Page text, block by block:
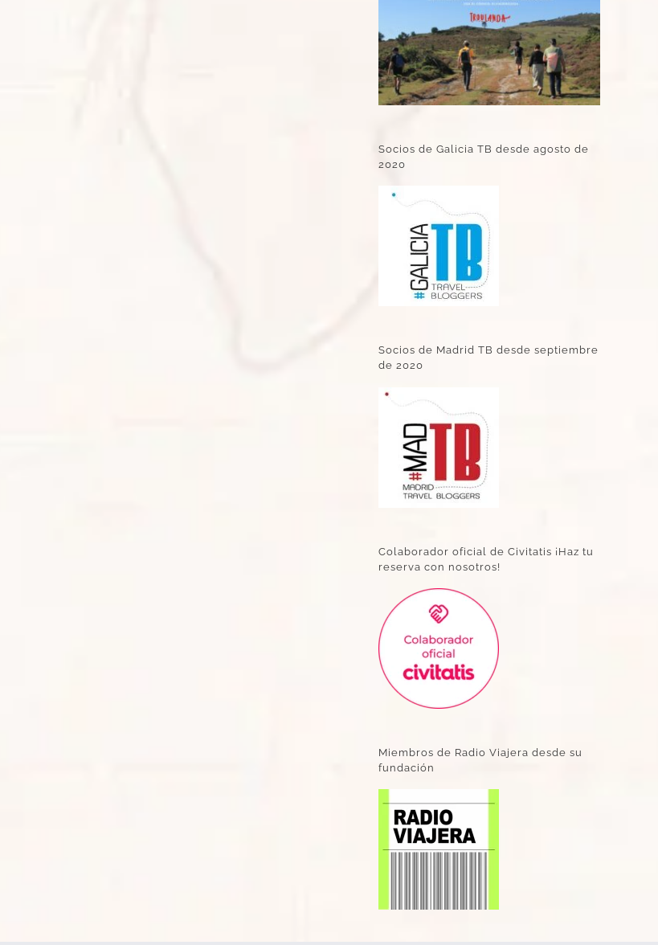
Socios de Galicia TB desde agosto de
2020
Socios de Madrid TB desde septiembre
de 2020
Colaborador oficial de Civitatis ¡Haz tu
reserva con nosotros!
Miembros de Radio Viajera desde su
fundación